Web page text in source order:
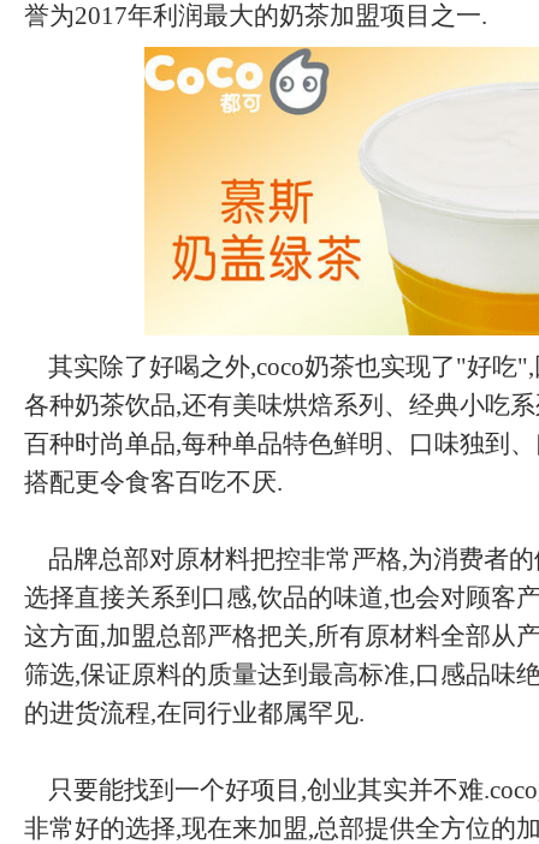
誉为2017年利润最大的奶茶加盟项目之一.
其实除了好喝之外,coco奶茶也实现了"好吃
各种奶茶饮品,还有美味烘焙系列、经典小吃
百种时尚单品,每种单品特色鲜明、口味独到
搭配更令食客百吃不厌.
品牌总部对原材料把控非常严格,为消费者
选择直接关系到口感,饮品的味道,也会对顾客
这方面,加盟总部严格把关,所有原材料全部从
筛选,保证原料的质量达到最高标准,口感品味
的进货流程,在同行业都属罕见.
只要能找到一个好项目,创业其实并不难
非常好的选择,现在来加盟,总部提供全方位的